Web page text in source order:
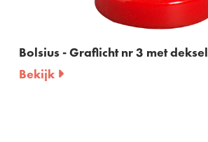
Bolsius - Graflicht nr 3 met deksel
Bekijk